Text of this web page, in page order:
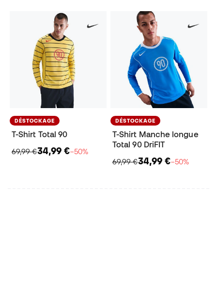
DÉSTOCKAGE
T-Shirt Total 90
69,99 €34,99 €−50%
DÉSTOCKAGE
T-Shirt Manche longue
Total 90 DriFIT
69,99 €34,99 €−50%